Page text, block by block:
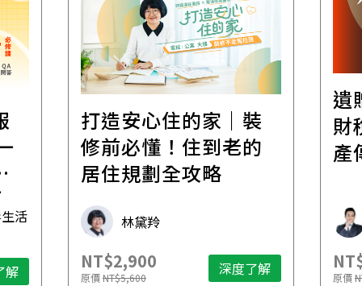
活
解
打造安心住的家｜裝
修前必懂！住到老的
居住規劃全攻略
林黛羚
NT$2,900
原價NT$5,600 深度了解
遺
財
產
原價